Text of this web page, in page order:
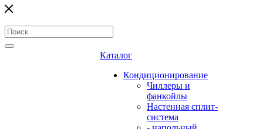
Каталог
Кондиционирование
Чиллеры и
фанкойлы
Настенная сплит-
система